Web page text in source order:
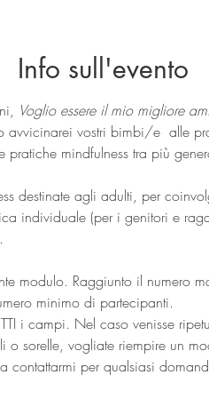
Info sull'evento
Voglio essere il mio migliore
vostri bimbi/e  alle
mindfulness tra più
destinate agli adulti, per
individuale (per i genitori e
modulo. Raggiunto il numero
minimo di partecipanti.
i campi. Nel caso venisse
o sorelle, vogliate riempire un
contattarmi per qualsiasi